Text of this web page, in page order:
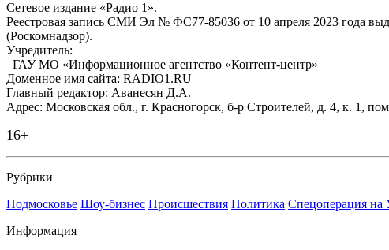
Сетевое издание «Радио 1».
Реестровая запись СМИ Эл № ФС77-85036 от 10 апреля 2023 года
(Роскомнадзор).
Учредитель:
ГАУ МО «Информационное агентство «Контент-центр»
Доменное имя сайта: RADIO1.RU
Главный редактор: Аванесян Д.А.
Адрес: Московская обл., г. Красногорск, б-р Строителей, д. 4, к. 1,
16+
Рубрики
Подмосковье Шоу-бизнес Происшествия Политика Спецоперация на
Информация